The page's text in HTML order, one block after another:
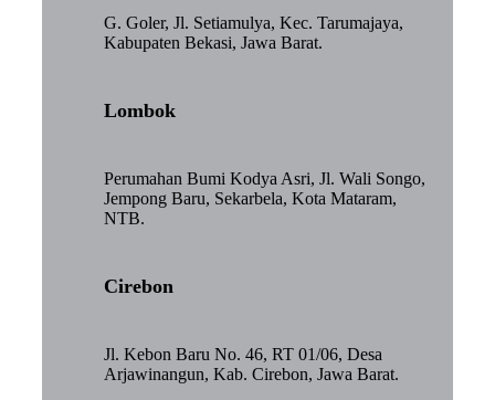
G. Goler, Jl. Setiamulya, Kec. Tarumajaya,
Kabupaten Bekasi, Jawa Barat.
Lombok
Perumahan Bumi Kodya Asri, Jl. Wali Songo,
Jempong Baru, Sekarbela, Kota Mataram,
NTB.
Cirebon
Jl. Kebon Baru No. 46, RT 01/06, Desa
Arjawinangun, Kab. Cirebon, Jawa Barat.